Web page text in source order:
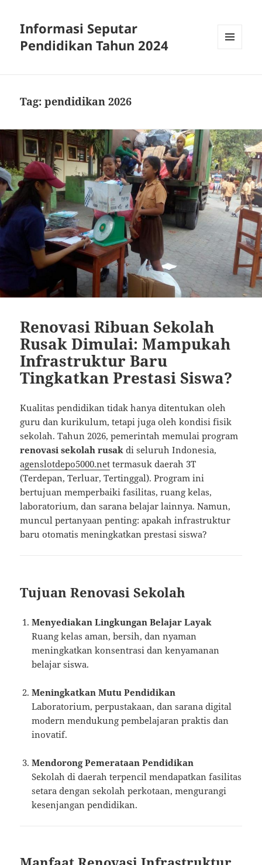
Informasi Seputar
Pendidikan Tahun 2024
Tag:pendidikan 2026
Renovasi Ribuan Sekolah
Rusak Dimulai: Mampukah
Infrastruktur Baru
Tingkatkan Prestasi Siswa?
Kualitas pendidikan tidak hanya ditentukan oleh
guru dan kurikulum, tetapi juga oleh kondisi fisik
sekolah. Tahun 2026, pemerintah memulai program
renovasi sekolah rusak di seluruh Indonesia,
agenslotdepo5000.net termasuk daerah 3T
(Terdepan, Terluar, Tertinggal). Program ini
bertujuan memperbaiki fasilitas, ruang kelas,
laboratorium, dan sarana belajar lainnya. Namun,
muncul pertanyaan penting: apakah infrastruktur
baru otomatis meningkatkan prestasi siswa?
Tujuan Renovasi Sekolah
Menyediakan Lingkungan Belajar Layak
Ruang kelas aman, bersih, dan nyaman
meningkatkan konsentrasi dan kenyamanan
belajar siswa.
Meningkatkan Mutu Pendidikan
Laboratorium, perpustakaan, dan sarana digital
modern mendukung pembelajaran praktis dan
inovatif.
Mendorong Pemerataan Pendidikan
Sekolah di daerah terpencil mendapatkan fasilitas
setara dengan sekolah perkotaan, mengurangi
kesenjangan pendidikan.